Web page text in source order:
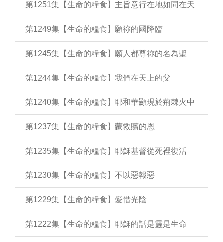
第1251集【生命的糧食】主旨意行在地如同在天
第1249集【生命的糧食】願祢的國降臨
第1245集【生命的糧食】願人都尊祢的名為聖
第1244集【生命的糧食】我們在天上的父
第1240集【生命的糧食】耶和華顯現於荊棘火中
第1237集【生命的糧食】蒙救贖的恩
第1235集【生命的糧食】耶穌基督從死裡復活
第1230集【生命的糧食】不以惡報惡
第1229集【生命的糧食】愛惜光陰
第1222集【生命的糧食】耶穌的話是靈是生命